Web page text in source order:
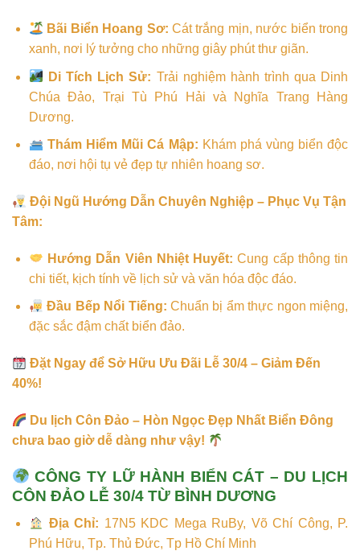
Bãi Biển Hoang Sơ: Cát trắng mịn, nước biển trong
xanh, nơi lý tưởng cho những giây phút thư giãn.
Di Tích Lịch Sử: Trải nghiệm hành trình qua Dinh
Chúa Đảo, Trại Tù Phú Hải và Nghĩa Trang Hàng
Dương.
Thám Hiểm Mũi Cá Mập: Khám phá vùng biển độc
đáo, nơi hội tụ vẻ đẹp tự nhiên hoang sơ.
Đội Ngũ Hướng Dẫn Chuyên Nghiệp – Phục Vụ Tận
Tâm:
Hướng Dẫn Viên Nhiệt Huyết: Cung cấp thông tin
chi tiết, kịch tính về lịch sử và văn hóa độc đáo.
Đầu Bếp Nổi Tiếng: Chuẩn bị ẩm thực ngon miệng,
đặc sắc đậm chất biển đảo.
Đặt Ngay để Sở Hữu Ưu Đãi Lễ 30/4 – Giảm Đến
40%!
Du lịch Côn Đảo – Hòn Ngọc Đẹp Nhất Biển Đông
chưa bao giờ dễ dàng như vậy!
CÔNG TY LỮ HÀNH BIỂN CÁT – DU LỊCH
CÔN ĐẢO LỄ 30/4 TỪ BÌNH DƯƠNG
Địa Chỉ: 17N5 KDC Mega RuBy, Võ Chí Công, P.
Phú Hữu, Tp. Thủ Đức, Tp Hồ Chí Minh